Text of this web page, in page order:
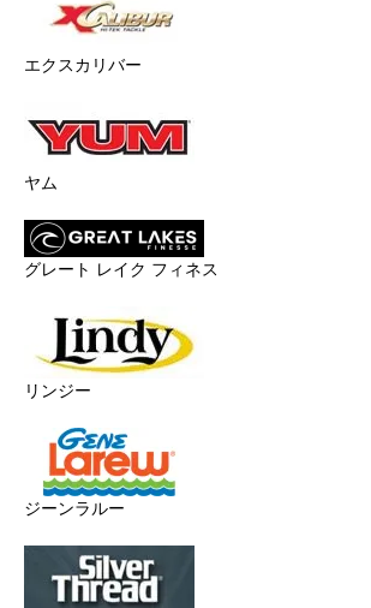
エクスカリバー
ヤム
グレート レイク フィネス
リンジー
ジーンラルー